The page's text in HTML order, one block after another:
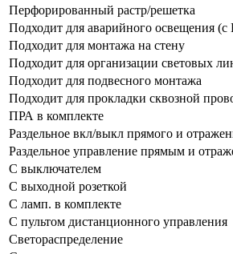
Перфорированный растр/решетка
Подходит для аварийного освещения
Подходит для монтажа на стену
Подходит для организации световых
Подходит для подвесного монтажа
Подходит для прокладки сквозной
ПРА в комплекте
Раздельное вкл/выкл прямого и
Раздельное управление прямым и
С выключателем
С выходной розеткой
С ламп. в комплекте
С пультом дистанционного управления
Светораспределение